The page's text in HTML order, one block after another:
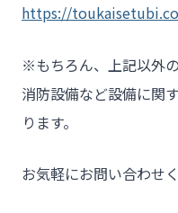
https://
※もちろん、上記以外
消防設備など設備に関
ります。
お気軽にお問い合わせ